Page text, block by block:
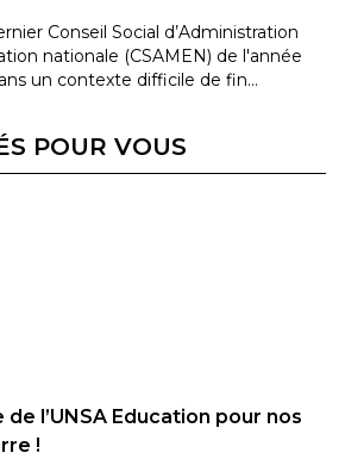
Conseil Social d’Administration
nationale (CSAMEN) de l'année
un contexte difficile de fin…
POUR VOUS
de l’UNSA Education pour nos
!